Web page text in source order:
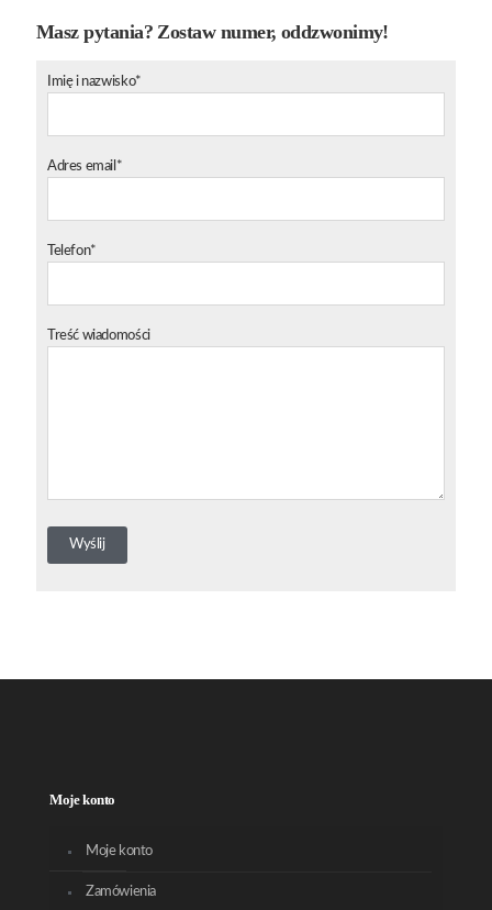
Masz pytania? Zostaw numer, oddzwonimy!
Imię i nazwisko*
Adres email*
Telefon*
Treść wiadomości
Moje konto
Moje konto
Zamówienia